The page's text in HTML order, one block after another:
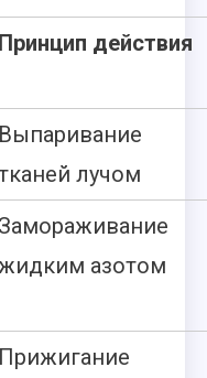
Принцип действия
Выпаривание
лучом
Замораживание
азотом
Прижигание